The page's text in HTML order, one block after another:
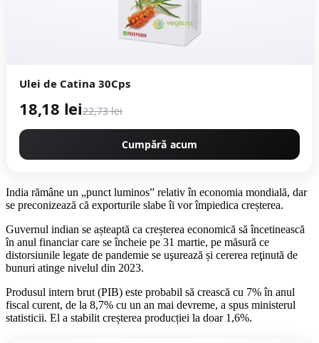
Ulei de Catina 30Cps
18,18 lei22,73 lei
Cumpără acum
India rămâne un „punct luminos” relativ în economia mondială, dar
se preconizează că exporturile slabe îi vor împiedica creșterea.
Guvernul indian se așteaptă ca creșterea economică să încetinească
în anul financiar care se încheie pe 31 martie, pe măsură ce
distorsiunile legate de pandemie se uşurează și cererea reţinută de
bunuri atinge nivelul din 2023.
Produsul intern brut (PIB) este probabil să crească cu 7% în anul
fiscal curent, de la 8,7% cu un an mai devreme, a spus ministerul
statisticii. El a stabilit creșterea producției la doar 1,6%.